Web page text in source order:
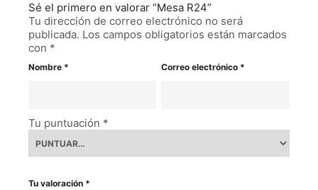
Sé el primero en valorar “Mesa R24”
Tu dirección de correo electrónico no será
publicada. Los campos obligatorios están marcados
con *
Nombre * Correo electrónico *
Tu puntuación *
Tu valoración *